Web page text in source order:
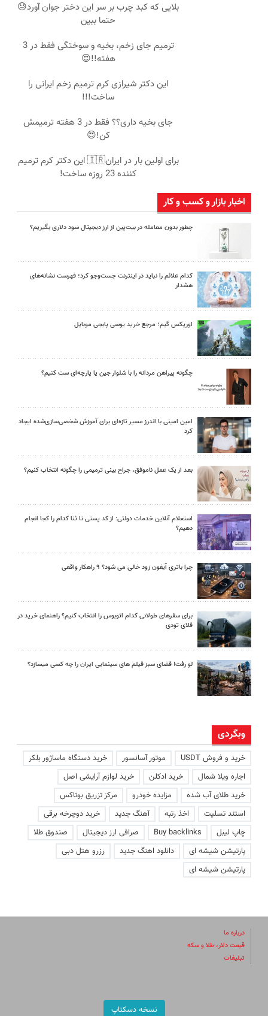
بلایی که کبد چرب بر سر این دختر جوان آورد😓
حتما ببین
ترمیم جای زخم، بخیه و سوختگی فقط در 3
هفته!!😍
این دکتر شیرازی کرم ترمیم زخم ایرانی را
ساخت!!!
جای بخیه داری؟؟ فقط در 3 هفته ترمیمش
کن!😍
برای اولین بار در ایران🇮🇷 این دکتر کرم ترمیم
کننده 23 روزه ساخت!
اخبار بازار و کسب و کار
چطور بدون معامله در بیت‌پین از ارز دیجیتال سود دلاری بگیریم؟
کدام علائم را نباید در اینترنت جست‌وجو کرد؛ فهرست نشانه‌های
هشدار
اوریکس گیم؛ مرجع خرید یوسی پابجی موبایل
چگونه پیراهن مردانه را با شلوار جین یا پارچه‌ای ست کنیم؟
امین امینی با اندرز مسیر تازه‌ای برای آموزش شخصی‌سازی‌شده ایجاد
کرد
بعد از یک عمل ناموفق، جراح بینی ترمیمی را چگونه انتخاب کنیم؟
استعلام آنلاین خدمات دولتی: از کد پستی تا ثنا کدام را کجا انجام
دهیم؟
چرا باتری آیفون زود خالی می شود؟ ۹ راهکار واقعی
برای سفرهای طولانی کدام اتوبوس را انتخاب کنیم؟ راهنمای خرید در
فلای تودی
لو رفت! فضای سبز فیلم های سینمایی ایران را چه کسی میسازد؟
وبگردی
خرید و فروش USDT موتور آسانسور
خرید دستگاه ماساژور بلکر
اجاره ویلا شمال
خرید ادکلن
خرید لوازم آرایشی اصل
خرید طلای آب شده
مزایده خودرو
مرکز تزریق بوتاکس
استند تسلیت
اخذ رتبه آهنگ جدید
خرید دوچرخه برقی
چاپ لیبل
Buy backlinks صرافی ارز دیجیتال
صندوق طلا
پارتیشن شیشه ای
دانلود اهنگ جدید
رزرو هتل دبی
پارتیشن شیشه ای
درباره ما
قیمت دلار، طلا و سکه
تبلیغات
نسخه دسکتاپ